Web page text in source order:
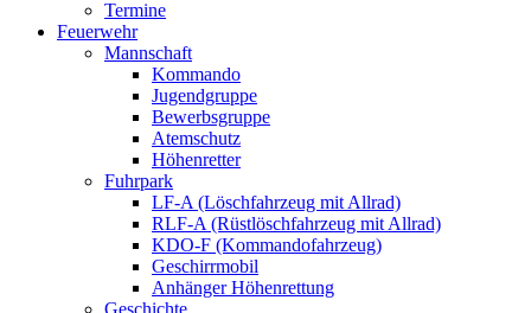
Termine
Feuerwehr
Mannschaft
Kommando
Jugendgruppe
Bewerbsgruppe
Atemschutz
Höhenretter
Fuhrpark
LF-A (Löschfahrzeug mit Allrad)
RLF-A (Rüstlöschfahrzeug mit Allrad)
KDO-F (Kommandofahrzeug)
Geschirrmobil
Anhänger Höhenrettung
Geschichte